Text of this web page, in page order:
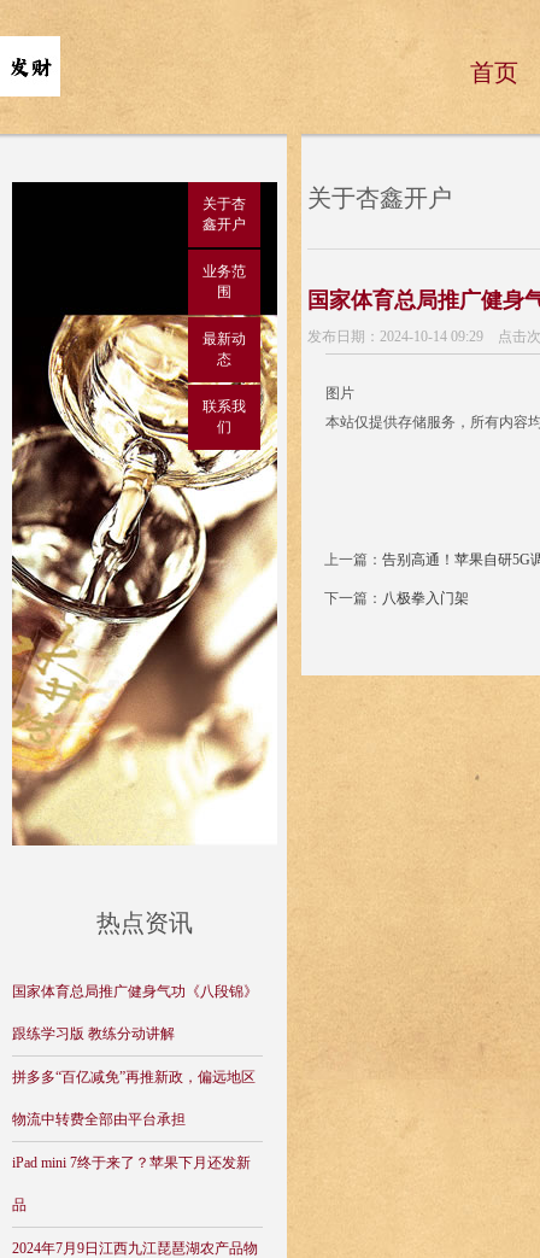
首页
热点资讯
国家体育总局推广健身气功《八段锦》
跟练学习版 教练分动讲解
拼多多“百亿减免”再推新政，偏远地区
物流中转费全部由平台承担
iPad mini 7终于来了？苹果下月还发新
品
2024年7月9日江西九江琵琶湖农产品物
关于杏鑫开户
关于杏
鑫开户
业务范
围
最新动
态
联系我
们
国家体育总局推广健身
发布日期：2024-10-14 09:29 点击
图片
本站仅提供存储服务，所有内容
上一篇：告别高通！苹果自研5G
下一篇： 八极拳入门架